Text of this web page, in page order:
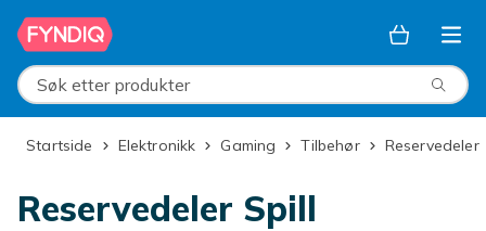
Hopp til hovedinnhold
Søk etter produkter
Startside Elektronikk Gaming Tilbehør Reservedeler
Reservedeler Spill